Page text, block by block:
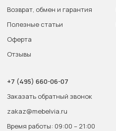
Возврат, обмен и гарантия
Полезные статьи
Оферта
Отзывы
+7 (495) 660-06-07
Заказать обратный звонок
zakaz@mebelvia.ru
Время работы: 09:00 – 21:00